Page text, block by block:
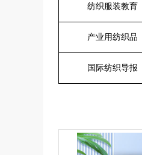
纺织服装教育
产业用纺织品
国际纺织导报